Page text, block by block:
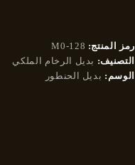
رمز المنتج: M0-128
التصنيف: بديل الرخام الملكي
الوسم: بديل الحنطور